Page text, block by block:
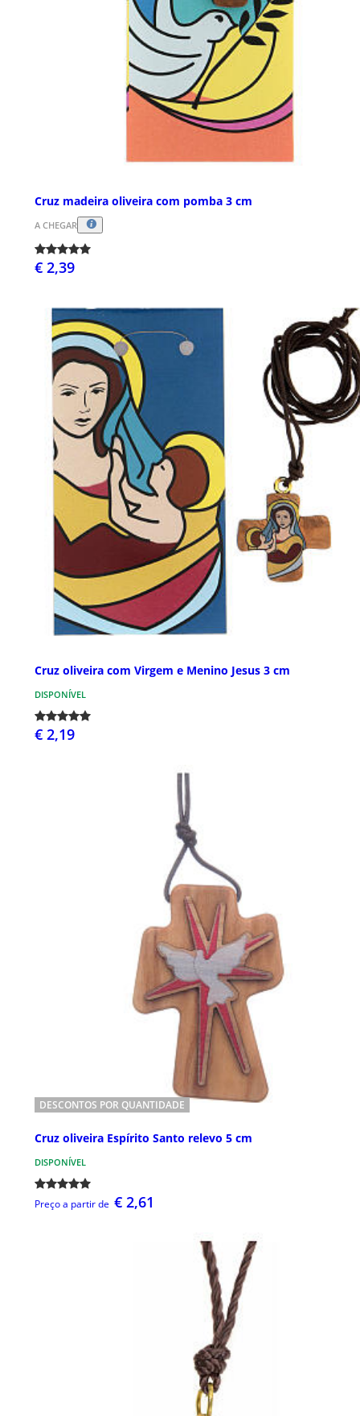
Cruz madeira oliveira com pomba 3 cm
A CHEGAR
€ 2,39
Cruz oliveira com Virgem e Menino Jesus 3 cm
DISPONÍVEL
€ 2,19
DESCONTOS POR QUANTIDADE
Cruz oliveira Espírito Santo relevo 5 cm
DISPONÍVEL
Preço a partir de € 2,61